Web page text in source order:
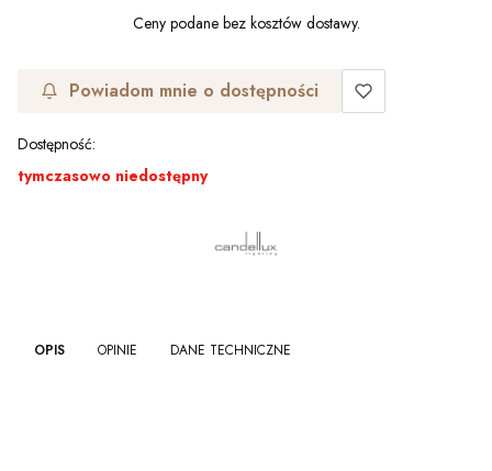
Ceny podane bez kosztów dostawy.
Powiadom mnie o dostępności
Dostępność:
tymczasowo niedostępny
OPIS OPINIE DANE TECHNICZNE